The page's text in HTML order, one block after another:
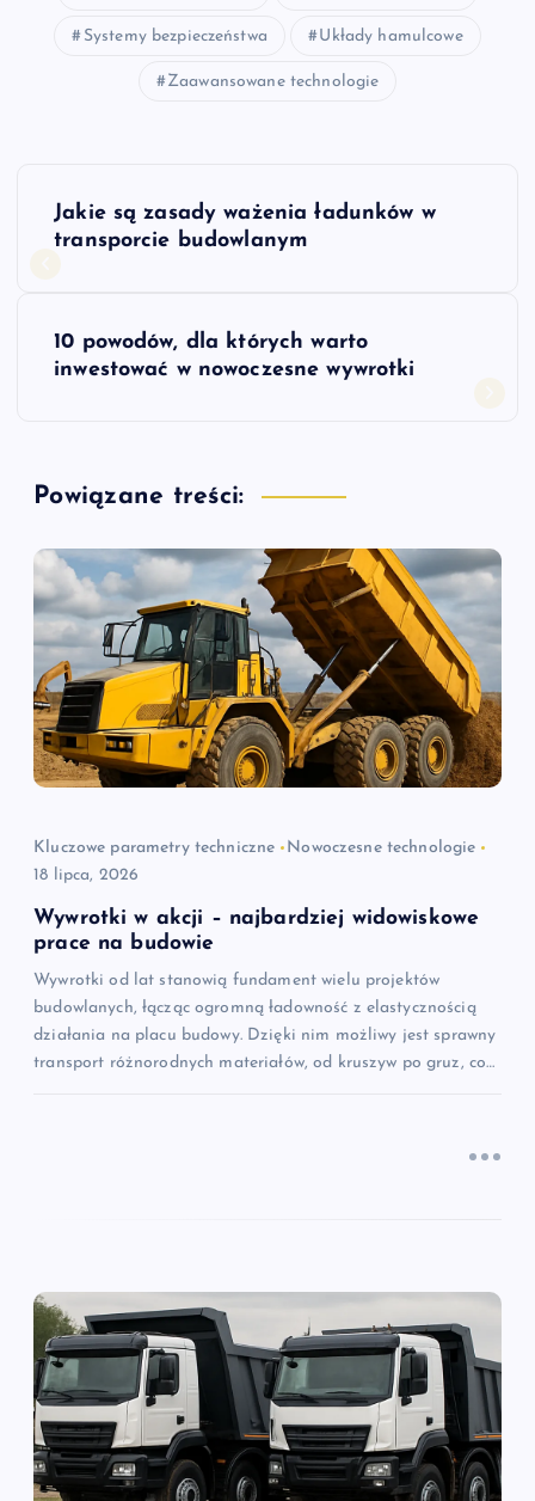
Systemy bezpieczeństwa Układy hamulcowe
Zaawansowane technologie
N
a
c
a
w
p
s
u
Jakie są zasady ważenia ładunków w
transporcie budowlanym
10 powodów, dla których warto
inwestować w nowoczesne wywrotki
Powiązane treści:
Kluczowe parametry techniczne
Nowoczesne technologie
18 lipca, 2026
Wywrotki w akcji – najbardziej widowiskowe
prace na budowie
Wywrotki od lat stanowią fundament wielu projektów
budowlanych, łącząc ogromną ładowność z elastycznością
działania na placu budowy. Dzięki nim możliwy jest sprawny
transport różnorodnych materiałów, od kruszyw po gruz, co…